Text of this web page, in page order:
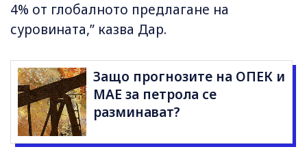
4% от глобалното предлагане на
суровината,” казва Дар.
Защо прогнозите на ОПЕК и
МАЕ за петрола се
разминават?